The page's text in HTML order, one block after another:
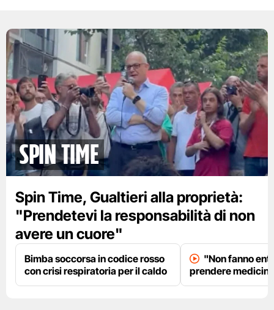
spin time
Spin Time, Gualtieri alla proprietà:
"Prendetevi la responsabilità di non
avere un cuore"
Bimba soccorsa in codice rosso
con crisi respiratoria per il caldo
"Non fanno
prendere